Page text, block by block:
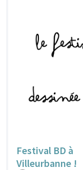
Festival BD à
Villeurbanne !